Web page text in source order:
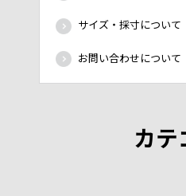
サイズ・採寸について
お問い合わせについて
カテ